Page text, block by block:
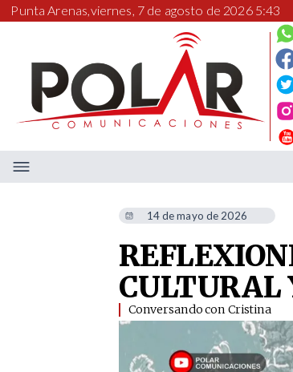
Punta Arenas,viernes, 7 de agosto de 2026 5:43
14 de mayo de 2026
CULTURAL
Conversando con Cristina